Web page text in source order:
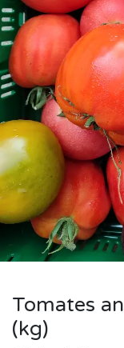
Tomates
(kg)